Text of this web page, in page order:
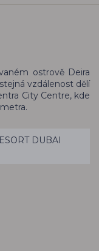
ostrově Deira
vzdálenost dělí
City Centre, kde
DUBAI